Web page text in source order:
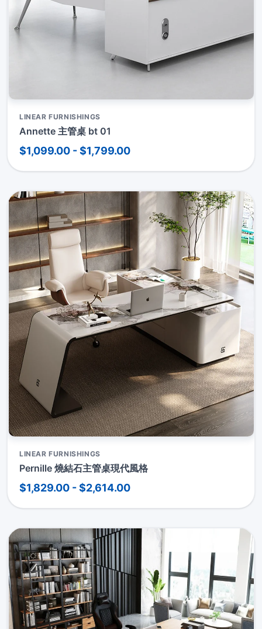
LINEAR FURNISHINGS
Annette 主管桌 bt 01
$1,099.00 - $1,799.00
LINEAR FURNISHINGS
Pernille 燒結石主管桌現代風格
$1,829.00 - $2,614.00